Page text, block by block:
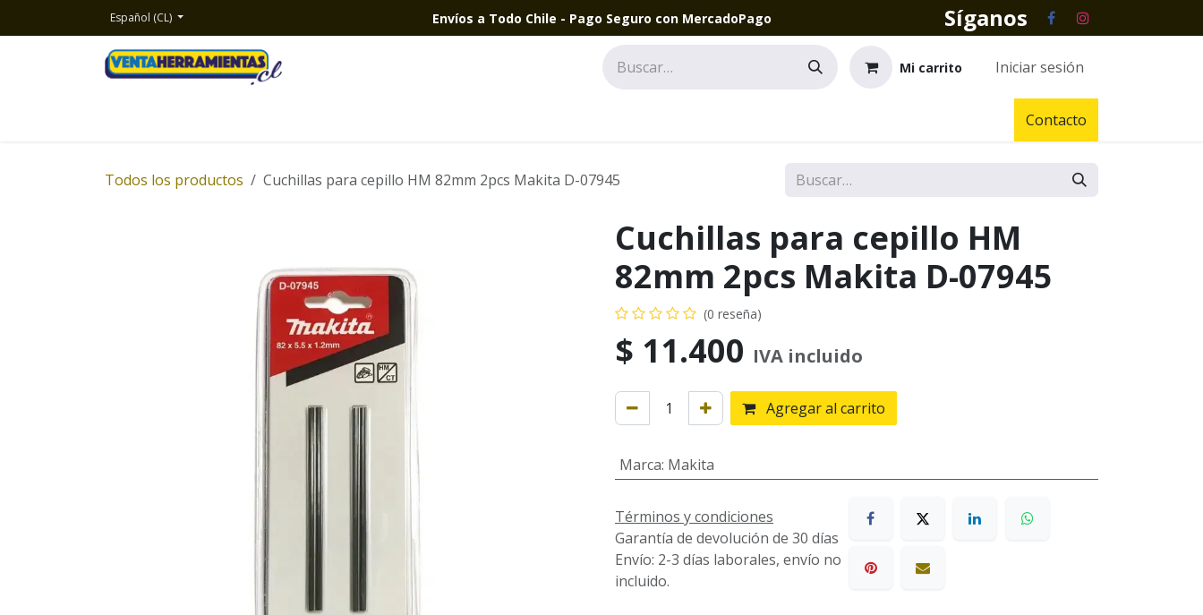
Español (CL) Envíos a Todo Chile - Pago Seguro con MercadoPago Síganos
Mi carrito Iniciar sesión
Contacto
Todos los productos Cuchillas para cepillo HM 82mm 2pcs Makita D-07945
Cuchillas para cepillo HM
82mm 2pcs Makita D-07945
(0 reseña)
$ 11.400 IVA incluido
Agregar al carrito
Marca: Makita
Términos y condiciones
Garantía de devolución de 30 días
Envío: 2-3 días laborales, envío no
incluido.